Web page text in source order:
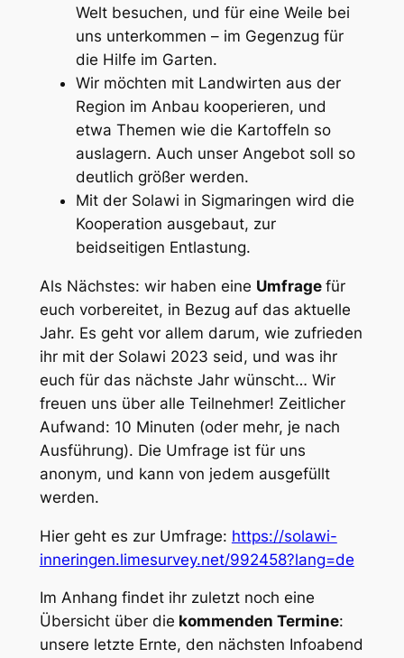
Welt besuchen, und für eine Weile bei
uns unterkommen – im Gegenzug für
die Hilfe im Garten.
Wir möchten mit Landwirten aus der
Region im Anbau kooperieren, und
etwa Themen wie die Kartoffeln so
auslagern. Auch unser Angebot soll so
deutlich größer werden.
Mit der Solawi in Sigmaringen wird die
Kooperation ausgebaut, zur
beidseitigen Entlastung.
Als Nächstes: wir haben eine Umfrage für
euch vorbereitet, in Bezug auf das aktuelle
Jahr. Es geht vor allem darum, wie zufrieden
ihr mit der Solawi 2023 seid, und was ihr
euch für das nächste Jahr wünscht… Wir
freuen uns über alle Teilnehmer! Zeitlicher
Aufwand: 10 Minuten (oder mehr, je nach
Ausführung). Die Umfrage ist für uns
anonym, und kann von jedem ausgefüllt
werden.
Hier geht es zur Umfrage: https://solawi-
inneringen.limesurvey.net/992458?lang=de
Im Anhang findet ihr zuletzt noch eine
Übersicht über die kommenden Termine:
unsere letzte Ernte, den nächsten Infoabend